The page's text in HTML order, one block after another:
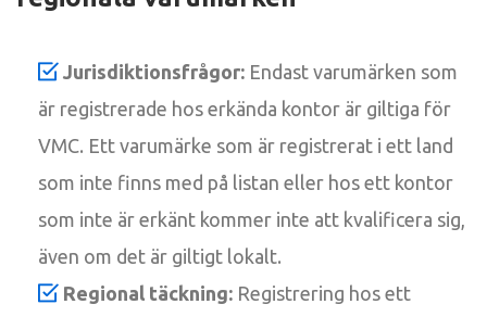
Jurisdiktionsfrågor: Endast varumärken som
är registrerade hos erkända kontor är giltiga för
VMC. Ett varumärke som är registrerat i ett land
som inte finns med på listan eller hos ett kontor
som inte är erkänt kommer inte att kvalificera sig,
även om det är giltigt lokalt.
Regional täckning: Registrering hos ett